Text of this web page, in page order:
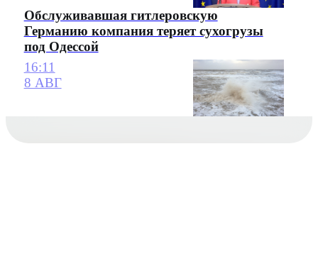
Обслуживавшая гитлеровскую
Германию компания теряет сухогрузы
под Одессой
16:11
8 АВГ